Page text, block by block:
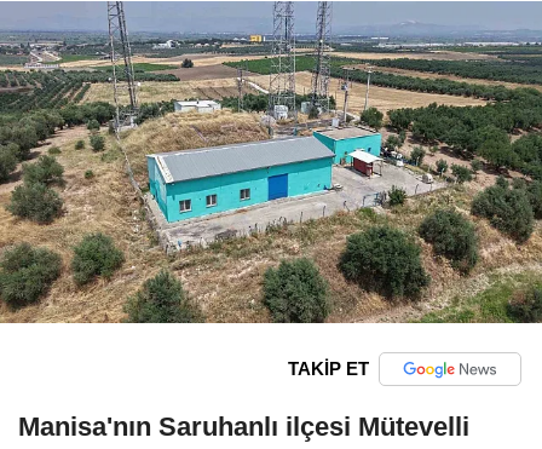
TAKİP ET
Manisa'nın Saruhanlı ilçesi Mütevelli